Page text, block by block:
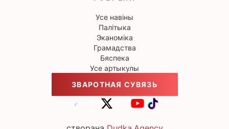
Усе навіны
Палітыка
Эканоміка
Грамадства
Бяспека
Усе артыкулы
ЗВАРОТНАЯ СУВЯЗЬ